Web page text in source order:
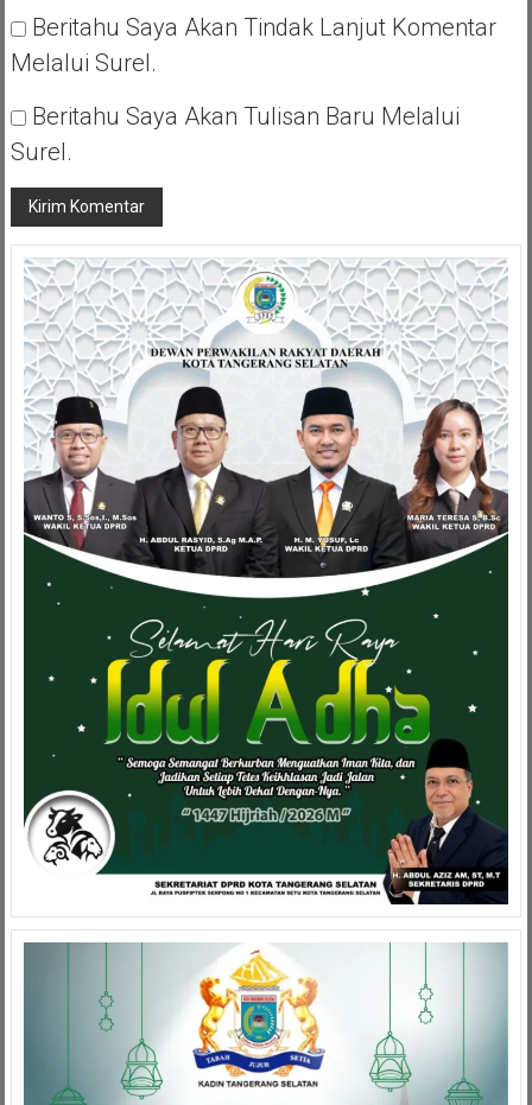
Beritahu Saya Akan Tindak Lanjut Komentar
Melalui Surel.
Beritahu Saya Akan Tulisan Baru Melalui
Surel.